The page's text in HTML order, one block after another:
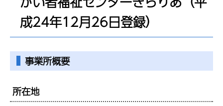
成24年12月26日登録）
事業所概要
所在地